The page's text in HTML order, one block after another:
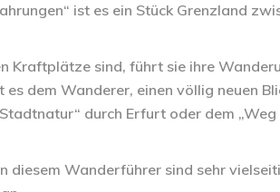
ist es ein Stück Grenzland
Kraftplätze sind, führt sie ihre
es dem Wanderer, einen völlig neuen
durch Erfurt oder dem
diesem Wanderführer sind sehr